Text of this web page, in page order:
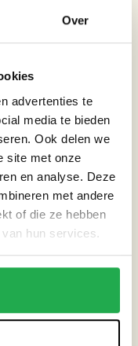
Over
advertenties te
media te bieden
Ook delen we
site met onze
en analyse. Deze
met andere
of die ze hebben
hun services.
door goten
waterhoogte
naar de
terecht.